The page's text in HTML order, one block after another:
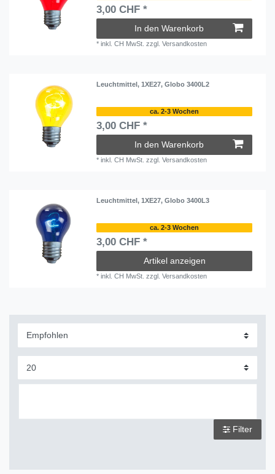
3,00 CHF *
In den Warenkorb
*inkl. CH MwSt. zzgl.Versandkosten
Leuchtmittel, 1XE27, Globo 3400L2
ca. 2-3 Wochen
3,00 CHF *
In den Warenkorb
*inkl. CH MwSt. zzgl.Versandkosten
Leuchtmittel, 1XE27, Globo 3400L3
ca. 2-3 Wochen
3,00 CHF *
Artikel anzeigen
*inkl. CH MwSt. zzgl.Versandkosten
Filter